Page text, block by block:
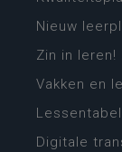
Nieuw
Zin in leren!
Vakken en
Digitale